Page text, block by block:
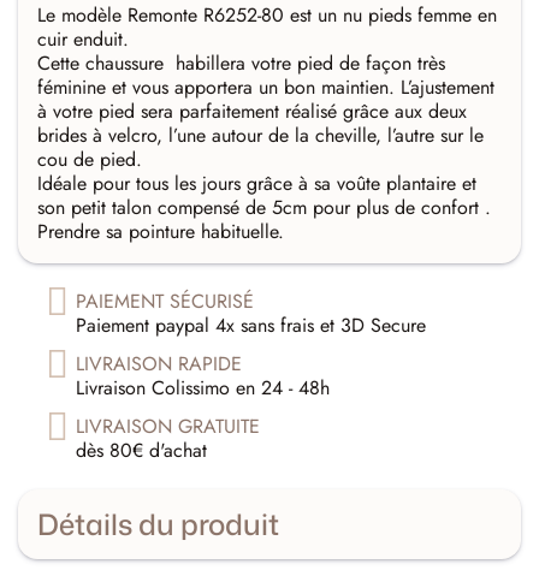
Le modèle Remonte R6252-80 est un nu pieds femme en
cuir enduit.
Cette chaussure habillera votre pied de façon très
féminine et vous apportera un bon maintien. L’ajustement
à votre pied sera parfaitement réalisé grâce aux deux
brides à velcro, l’une autour de la cheville, l’autre sur le
cou de pied.
Idéale pour tous les jours grâce à sa voûte plantaire et
son petit talon compensé de 5cm pour plus de confort .
Prendre sa pointure habituelle.
PAIEMENT SÉCURISÉ
Paiement paypal 4x sans frais et 3D Secure
LIVRAISON RAPIDE
Livraison Colissimo en 24 - 48h
LIVRAISON GRATUITE
dès 80€ d'achat
Détails du produit